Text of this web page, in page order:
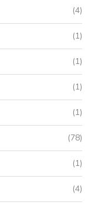
(4)
(1)
(1)
(1)
(1)
(78)
(1)
(4)